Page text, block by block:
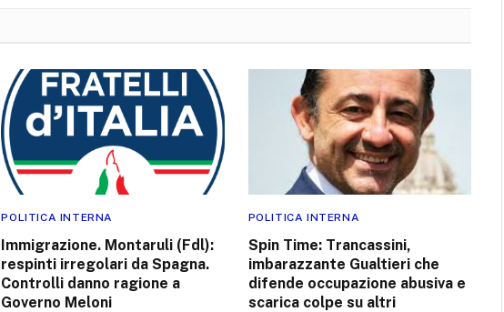
POLITICA INTERNA
Immigrazione. Montaruli (Fdl):
respinti irregolari da Spagna.
Controlli danno ragione a
Governo Meloni
POLITICA INTERNA
Spin Time: Trancassini,
imbarazzante Gualtieri che
difende occupazione abusiva e
scarica colpe su altri